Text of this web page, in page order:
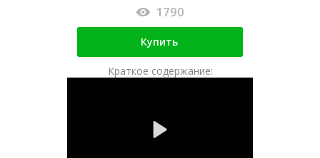
1790
Купить
Краткое содержание: